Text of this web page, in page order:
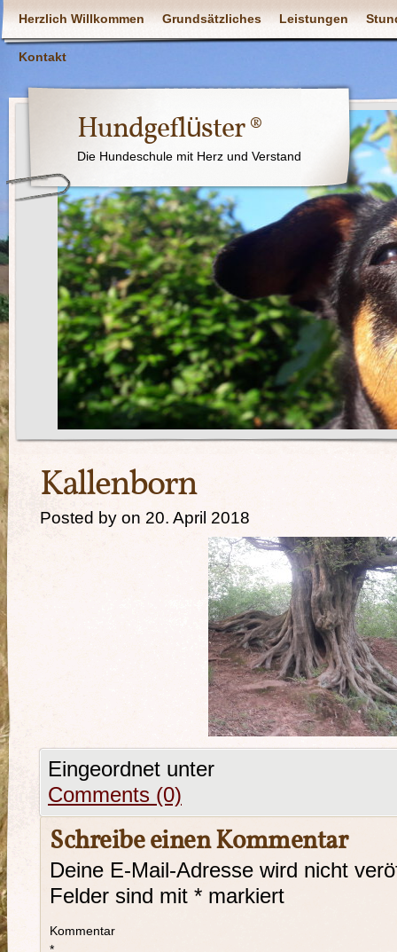
Herzlich Willkommen Grundsätzliches Leistungen
Kontakt
Hundgeflüster ®
Die Hundeschule mit Herz und Verstand
Kallenborn
Posted by on 20. April 2018
Eingeordnet unter
Comments (0)
Schreibe einen Kommentar
Deine E-Mail-Adresse wird nicht
Felder sind mit * markiert
Kommentar